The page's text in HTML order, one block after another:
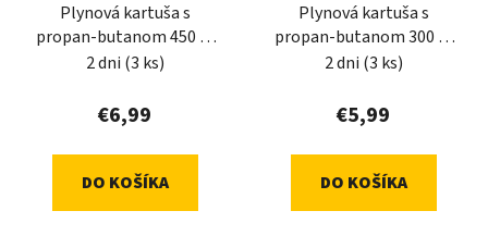
Plynová kartuša s
propan-butanom 450 g,
pripojenie na závit 7/16",
2 dni (3 ks)
€6,99
DO KOŠÍKA
Plynová kartuša s
propan-butanom 300 g,
pripojenie na závit 7/16",
2 dni (3 ks)
€5,99
DO KOŠÍKA